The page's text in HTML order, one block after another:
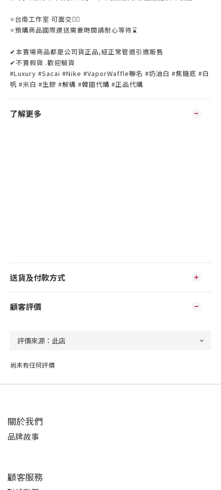
⭐️台南工作室 可面交👌🏼
⭐️預購商品國際運送需要時間請耐心等待⌛️
✔本賣場商品都是公司貨正品,經正常管道引進販售
✔不賣假貨 .歡迎驗貨
#Luxury #Sacai #Nike #VaporWaffle聯名 #奶油白 #焦糖底 #白
帆 #米白 #生膠 #解構 #韓國代購 #正品代購
了解更多
送貨及付款方式
顧客評價
尚未有任何評價
關於我們
品牌故事
顧客服務